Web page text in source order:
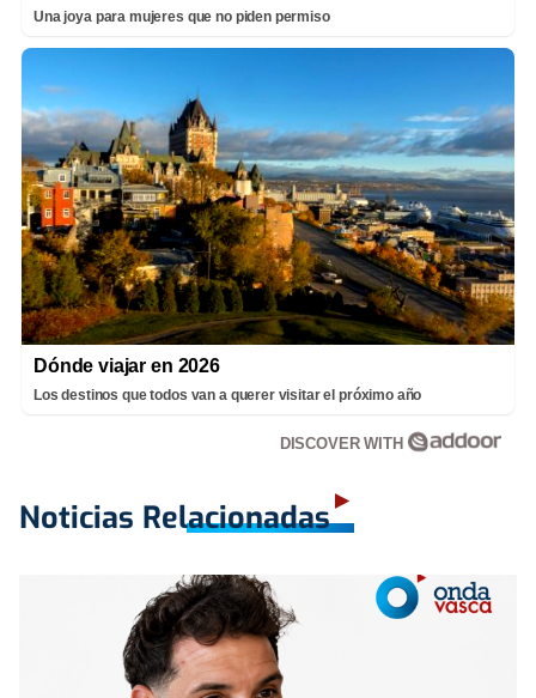
Una joya para mujeres que no piden permiso
Dónde viajar en 2026
Los destinos que todos van a querer visitar el próximo año
DISCOVER WITH
Noticias Relacionadas